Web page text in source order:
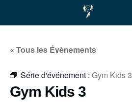
« Tous les Évènements
Série d'événement : Gym Kids 3
Gym Kids 3